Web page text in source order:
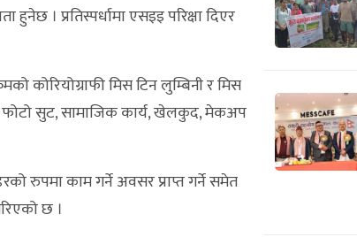
। प्रतिस्पर्धामा एसइइ परिक्षा दिएर
कोरियोग्राफी मिस टिन लुम्बिनी र मिस
फोटो सुट, सामाजिक कार्य, खेलकुद, मेकअप
रुपमा काम गर्ने अवसर प्राप्त गर्ने समेत
छ ।